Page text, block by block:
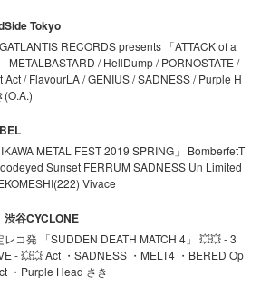
Tokyo
RECORDS presents 「ATTACK of a
METALBASTARD / HellDump / PORNOSTATE /
Act / FlavourLA / GENIUS / SADNESS / Purple H
(O.A.)
METAL FEST 2019 SPRING」 BomberfetT
Sunset FERRUM SADNESS Un Limited
Vivace
渋谷CYCLONE
レコ発 「SUDDEN DEATH MATCH 4」 💥💥 - 3
- 💥💥 Act ・SADNESS ・MELT4 ・BERED Op
・Purple Head さき